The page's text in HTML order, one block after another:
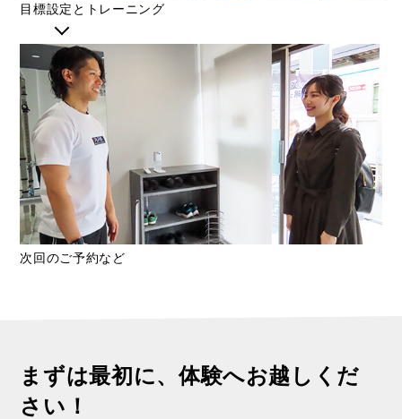
目標設定とトレーニング
次回のご予約など
まずは最初に、体験へお越しくだ
さい！